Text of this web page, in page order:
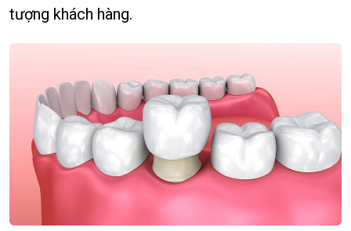
tượng khách hàng.